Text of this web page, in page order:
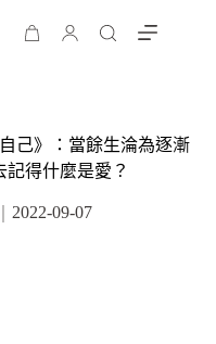
己》：當餘生淪為逐漸
得什麼是愛？
2022-09-07